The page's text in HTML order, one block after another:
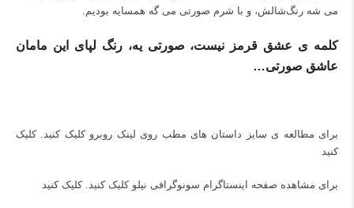
می شه رنگ‌شالش، و با شرم صورتی می گه همسایه بودیم.
کلمه ی عشق قرمز نیست، صورتی یه، رنگ لپای این مامان
عاشق صورتی…
برای مطالعه ی سایز داستان های مطب روی لینک روبرو کلیک کنید.کلیک
کنید
برای مشاهده صفحه اینستاگرام سونوگرافی نیلو کلیک کنید.کلیک کنید